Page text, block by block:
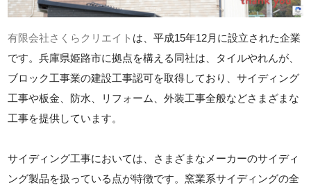
有限会社さくらクリエイト は、平成15年12月に設立された企業
です。兵庫県姫路市に拠点を構える同社は、タイルやれんが、
ブロック工事業の建設工事認可を取得しており、サイディング
工事や板金、防水、リフォーム、外装工事全般などさまざまな
工事を提供しています。
サイディング工事においては、さまざまなメーカーのサイディ
ング製品を扱っている点が特徴です。窯業系サイディングの全